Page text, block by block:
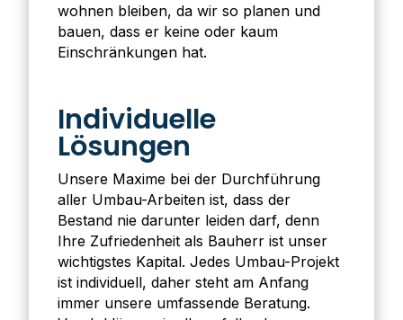
wohnen bleiben, da wir so planen und
bauen, dass er keine oder kaum
Einschränkungen hat.
Individuelle
Lösungen
Unsere Maxime bei der Durchführung
aller Umbau-Arbeiten ist, dass der
Bestand nie darunter leiden darf, denn
Ihre Zufriedenheit als Bauherr ist unser
wichtigstes Kapital. Jedes Umbau-Projekt
ist individuell, daher steht am Anfang
immer unsere umfassende Beratung.